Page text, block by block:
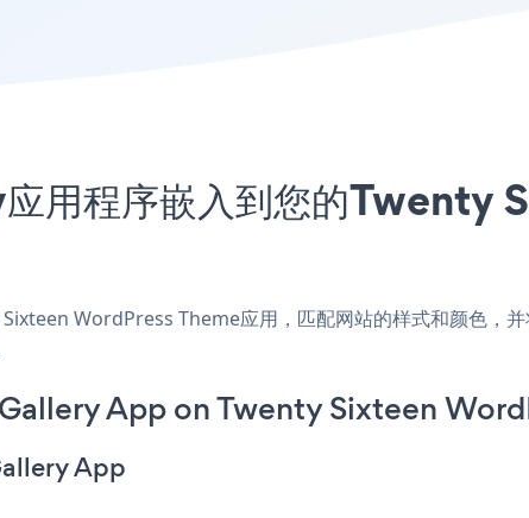
用程序嵌入到您的Twenty
WordPress Theme应用，匹配网站的样式和颜色，
App on Twenty Sixteen
App